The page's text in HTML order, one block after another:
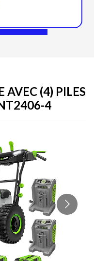
AVEC (4) PILES
4